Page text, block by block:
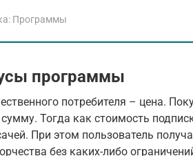
Программы
программы
потребителя – цена.
Тогда как стоимость
При этом пользователь
без каких-либо